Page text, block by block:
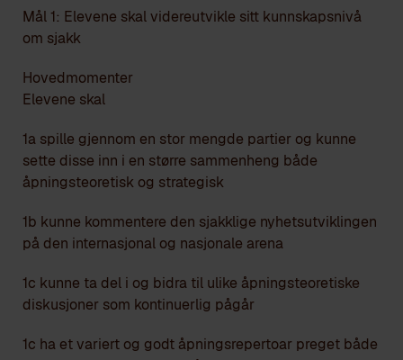
Mål 1: Elevene skal videreutvikle sitt kunnskapsnivå
om sjakk
Hovedmomenter
Elevene skal
1a spille gjennom en stor mengde partier og kunne
sette disse inn i en større sammenheng både
åpningsteoretisk og strategisk
1b kunne kommentere den sjakklige nyhetsutviklingen
på den internasjonal og nasjonale arena
1c kunne ta del i og bidra til ulike åpningsteoretiske
diskusjoner som kontinuerlig pågår
1c ha et variert og godt åpningsrepertoar preget både